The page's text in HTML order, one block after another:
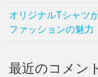
オリジナルTシャツ
ファッションの魅力
最近のコメン